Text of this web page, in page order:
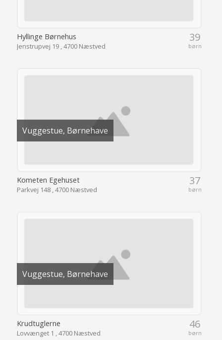
39
børn
Hyllinge Børnehus
Jenstrupvej 19 , 4700 Næstved
Vuggestue, Børnehave
37
børn
Kometen Egehuset
Parkvej 148 , 4700 Næstved
Vuggestue, Børnehave
46
børn
Krudtuglerne
Lovvænget 1 , 4700 Næstved